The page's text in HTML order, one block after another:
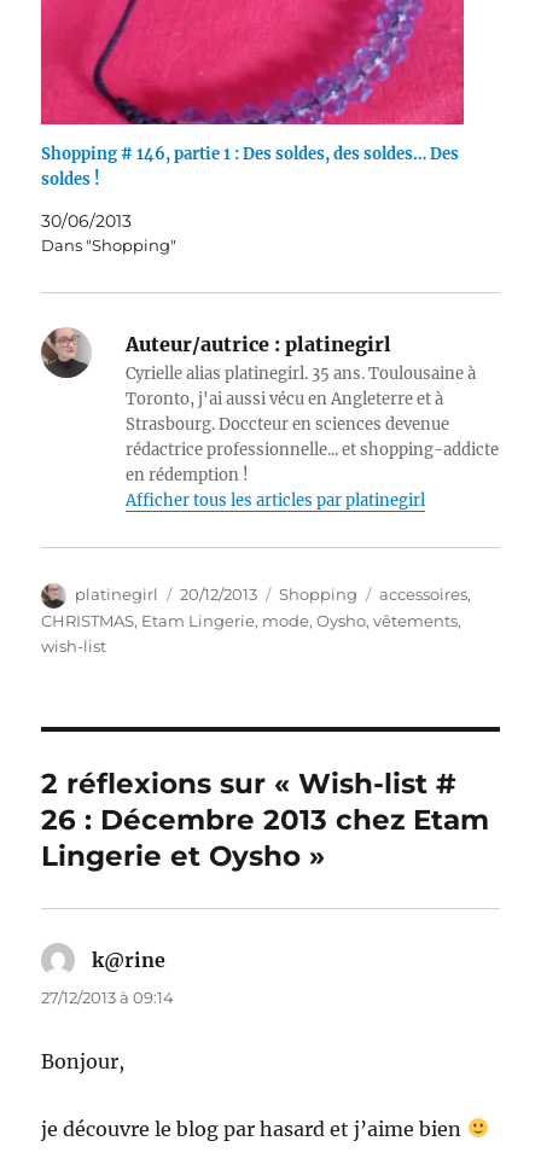
Shopping # 146, partie 1 : Des soldes, des soldes… Des
soldes !
30/06/2013
Dans "Shopping"
Auteur/autrice : platinegirl
Cyrielle alias platinegirl. 35 ans. Toulousaine à
Toronto, j'ai aussi vécu en Angleterre et à
Strasbourg. Doccteur en sciences devenue
rédactrice professionnelle... et shopping-addicte
en rédemption !
Afficher tous les articles par platinegirl
Auteur
platinegirl
Publié
le
20/12/2013 Catégories
Shopping Étiquettes
accessoires,
CHRISTMAS, Etam Lingerie, mode,Oysho,vêtements,
wish-list
2 réflexions sur « Wish-list #
26 : Décembre 2013 chez Etam
Lingerie et Oysho »
k@rine
27/12/2013 à 09:14
Bonjour,
je découvre le blog par hasard et j’aime bien